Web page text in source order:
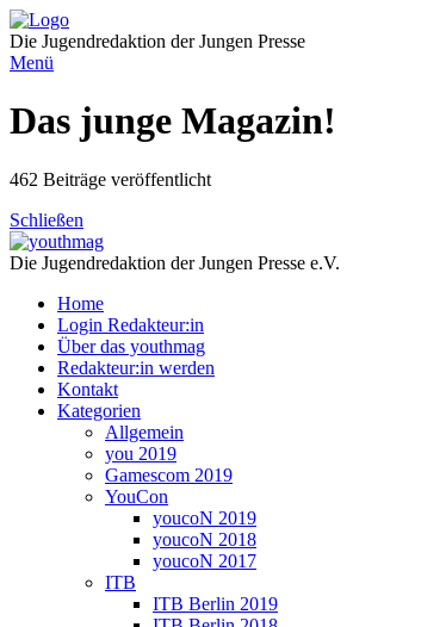
Direkt
zum
Inhalt
Die Jugendredaktion der Jungen Presse
Menü
Das junge Magazin!
462 Beiträge veröffentlicht
Schließen
Die Jugendredaktion der Jungen Presse e.V.
Home
Login Redakteur:in
Über das youthmag
Redakteur:in werden
Kontakt
Kategorien
Allgemein
you 2019
Gamescom 2019
YouCon
youcoN 2019
youcoN 2018
youcoN 2017
ITB
ITB Berlin 2019